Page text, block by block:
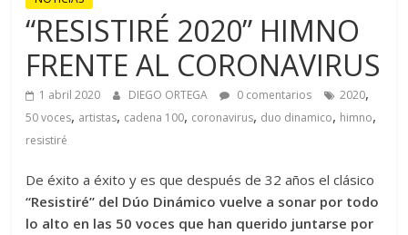
“RESISTIRÉ 2020” HIMNO
FRENTE AL CORONAVIRUS
1 abril 2020 DIEGO ORTEGA 0 comentarios 2020,
50 voces, artistas, cadena 100, coronavirus, duo dinamico, himno,
resistiré
De éxito a éxito y es que después de 32 años el clásico
“Resistiré” del Dúo Dinámico vuelve a sonar por todo
lo alto en las 50 voces que han querido juntarse por